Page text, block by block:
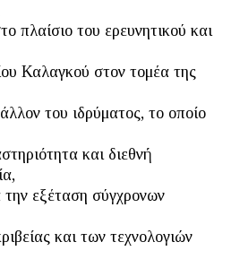
πλαίσιο του ερευνητικού και
Καλαγκού στον τομέα της
του ιδρύματος, το οποίο
και διεθνή
την εξέταση σύγχρονων
και των τεχνολογιών